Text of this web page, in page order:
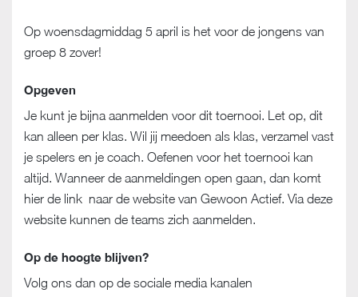
Op woensdagmiddag 5 april is het voor de jongens van
groep 8 zover!
Opgeven
Je kunt je bijna aanmelden voor dit toernooi. Let op, dit
kan alleen per klas. Wil jij meedoen als klas, verzamel vast
je spelers en je coach. Oefenen voor het toernooi kan
altijd. Wanneer de aanmeldingen open gaan, dan komt
hier de link naar de website van Gewoon Actief. Via deze
website kunnen de teams zich aanmelden.
Op de hoogte blijven?
Volg ons dan op de sociale media kanalen